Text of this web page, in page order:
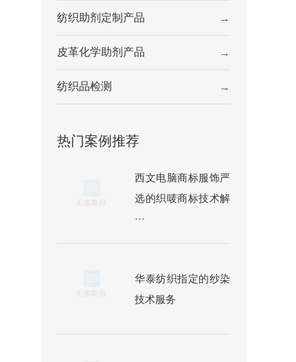
纺织助剂定制产品 →
皮革化学助剂产品 →
纺织品检测 →
热门案例推荐
西文电脑商标服饰严
选的织唛商标技术解
···
华泰纺织指定的纱染
技术服务